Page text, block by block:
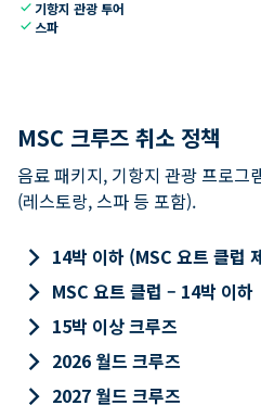
check 기항지 관광 투어
check 스파
MSC 크루즈 취소 정책
음료 패키지, 기항지 관광 프로그
(레스토랑, 스파 등 포함).
keyboard_arrow_right 14박 이하 (MSC 요트 클럽
keyboard_arrow_right MSC 요트 클럽 – 14박 이하
keyboard_arrow_right 15박 이상 크루즈
keyboard_arrow_right 2026 월드 크루즈
keyboard_arrow_right 2027 월드 크루즈